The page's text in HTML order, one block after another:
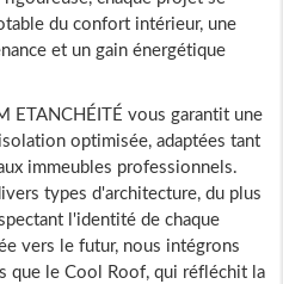
du confort intérieur, une
et un gain énergétique
ETANCHÉITÉ vous garantit une
optimisée, adaptées tant
immeubles professionnels.
types d'architecture, du plus
l'identité de chaque
vers le futur, nous intégrons
que le Cool Roof, qui réfléchit la